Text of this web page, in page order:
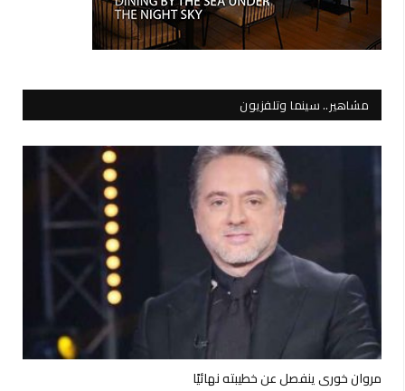
مشاهير.. سينما وتلفزيون
مروان خوري ينفصل عن خطيبته نهائيًا